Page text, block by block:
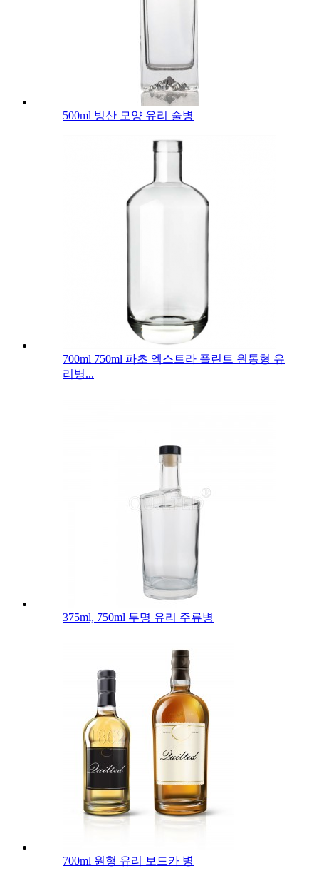
500ml 빙산 모양 유리 술병
700ml 750ml 파초 엑스트라 플린트 원통형 유
리병...
375ml, 750ml 투명 유리 주류병
700ml 원형 유리 보드카 병